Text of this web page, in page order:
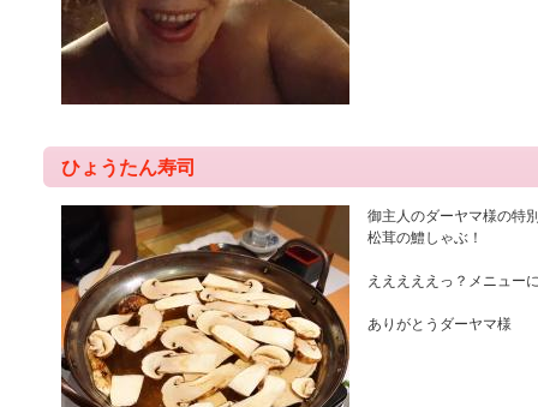
ひょうたん寿司
御主人のダーヤマ様の特
松茸の鱧しゃぶ！
えええええっ？メニュー
ありがとうダーヤマ様